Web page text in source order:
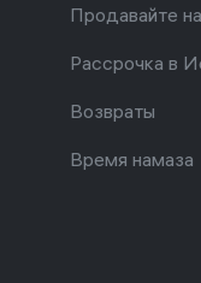
Продавайте
Рассрочка в
Возвраты
Время намаза